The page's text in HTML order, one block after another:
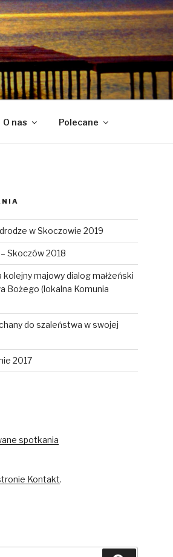
O nas Polecane
w Skoczowie 2019
Skoczów 2018
kolejny majowy dialog małżeński
Bożego (lokalna Komunia
do szaleństwa w swojej
2017
spotkania
Kontakt.